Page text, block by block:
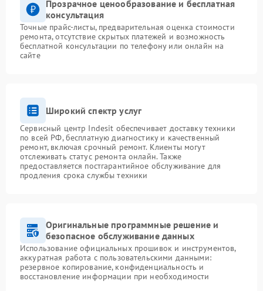
Прозрачное ценообразование и бесплатная
консультация
Точные прайс-листы, предварительная оценка стоимости
ремонта, отсутствие скрытых платежей и возможность
бесплатной консультации по телефону или онлайн на
сайте
Широкий спектр услуг
Сервисный центр Indesit обеспечивает доставку техники
по всей РФ, бесплатную диагностику и качественный
ремонт, включая срочный ремонт. Клиенты могут
отслеживать статус ремонта онлайн. Также
предоставляется постгарантийное обслуживание для
продления срока службы техники
Оригинальные программные решение и
безопасное обслуживание данных
Использование официальных прошивок и инструментов,
аккуратная работа с пользовательскими данными:
резервное копирование, конфиденциальность и
восстановление информации при необходимости